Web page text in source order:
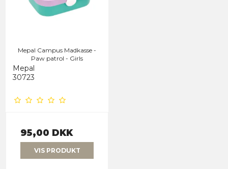
Mepal Campus Madkasse -
Paw patrol - Girls
Mepal
30723
95,00 DKK
VIS PRODUKT